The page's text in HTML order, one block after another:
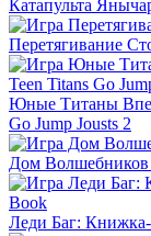
Катапульта
Перетягивание
Юные Титаны
Go Jump Jousts 2
Дом Волшебников
Леди Баг: